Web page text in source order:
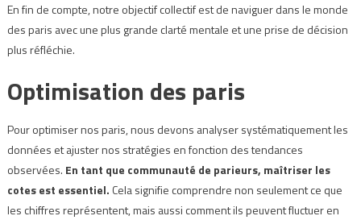
En fin de compte, notre objectif collectif est de naviguer dans le monde
des paris avec une plus grande clarté mentale et une prise de décision
plus réfléchie.
Optimisation des paris
Pour optimiser nos paris, nous devons analyser systématiquement les
données et ajuster nos stratégies en fonction des tendances
observées. En tant que communauté de parieurs, maîtriser les
cotes est essentiel. Cela signifie comprendre non seulement ce que
les chiffres représentent, mais aussi comment ils peuvent fluctuer en